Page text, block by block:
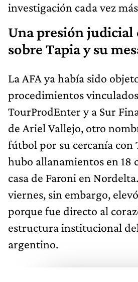
investigación cada vez
Una presión judicial
sobre Tapia y su
La AFA ya había sido
procedimientos
TourProdEnter y a Sur
de Ariel Vallejo, otro
fútbol por su cercanía con
hubo allanamientos en 18
casa de Faroni en
viernes, sin embargo,
porque fue directo al
estructura institucional
argentino.